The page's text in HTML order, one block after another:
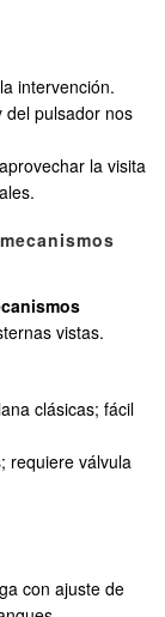
intervención.
del pulsador nos
la visita
vistas.
clásicas; fácil
requiere válvula
con ajuste de